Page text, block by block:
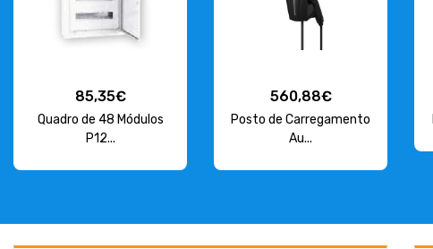
85,35€
Quadro de 48 Módulos
P12...
560,88€
Posto de Carregamento
Au...